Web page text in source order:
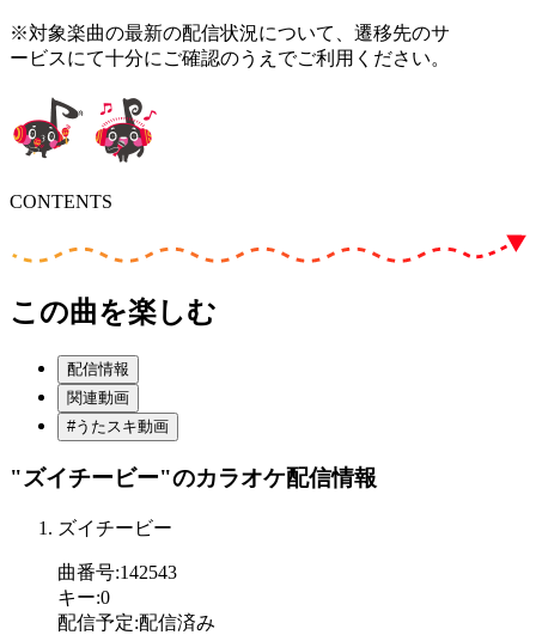
※対象楽曲の最新の配信状況について、遷移先のサ
ービスにて十分にご確認のうえでご利用ください。
CONTENTS
この曲を楽しむ
配信情報
関連動画
#うたスキ動画
"ズイチービー"のカラオケ配信情報
ズイチービー
曲番号:142543
キー:0
配信予定:配信済み